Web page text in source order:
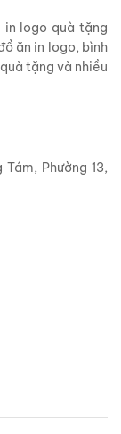
in logo quà tặng
ăn in logo, bình
tặng và nhiều
Phường 13,